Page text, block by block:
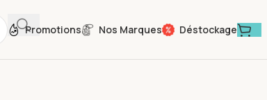
Promotions Nos Marques Déstockage